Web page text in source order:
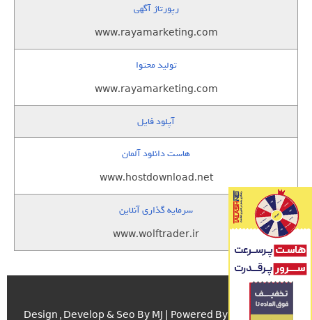
رپورتاژ آگهی
www.rayamarketing.com
تولید محتوا
www.rayamarketing.com
آپلود فایل
هاست دانلود آلمان
www.hostdownload.net
سرمایه گذاری آنلاین
www.wolftrader.ir
Design , Develop & Seo By MJ | Powered By اسکریپت.com